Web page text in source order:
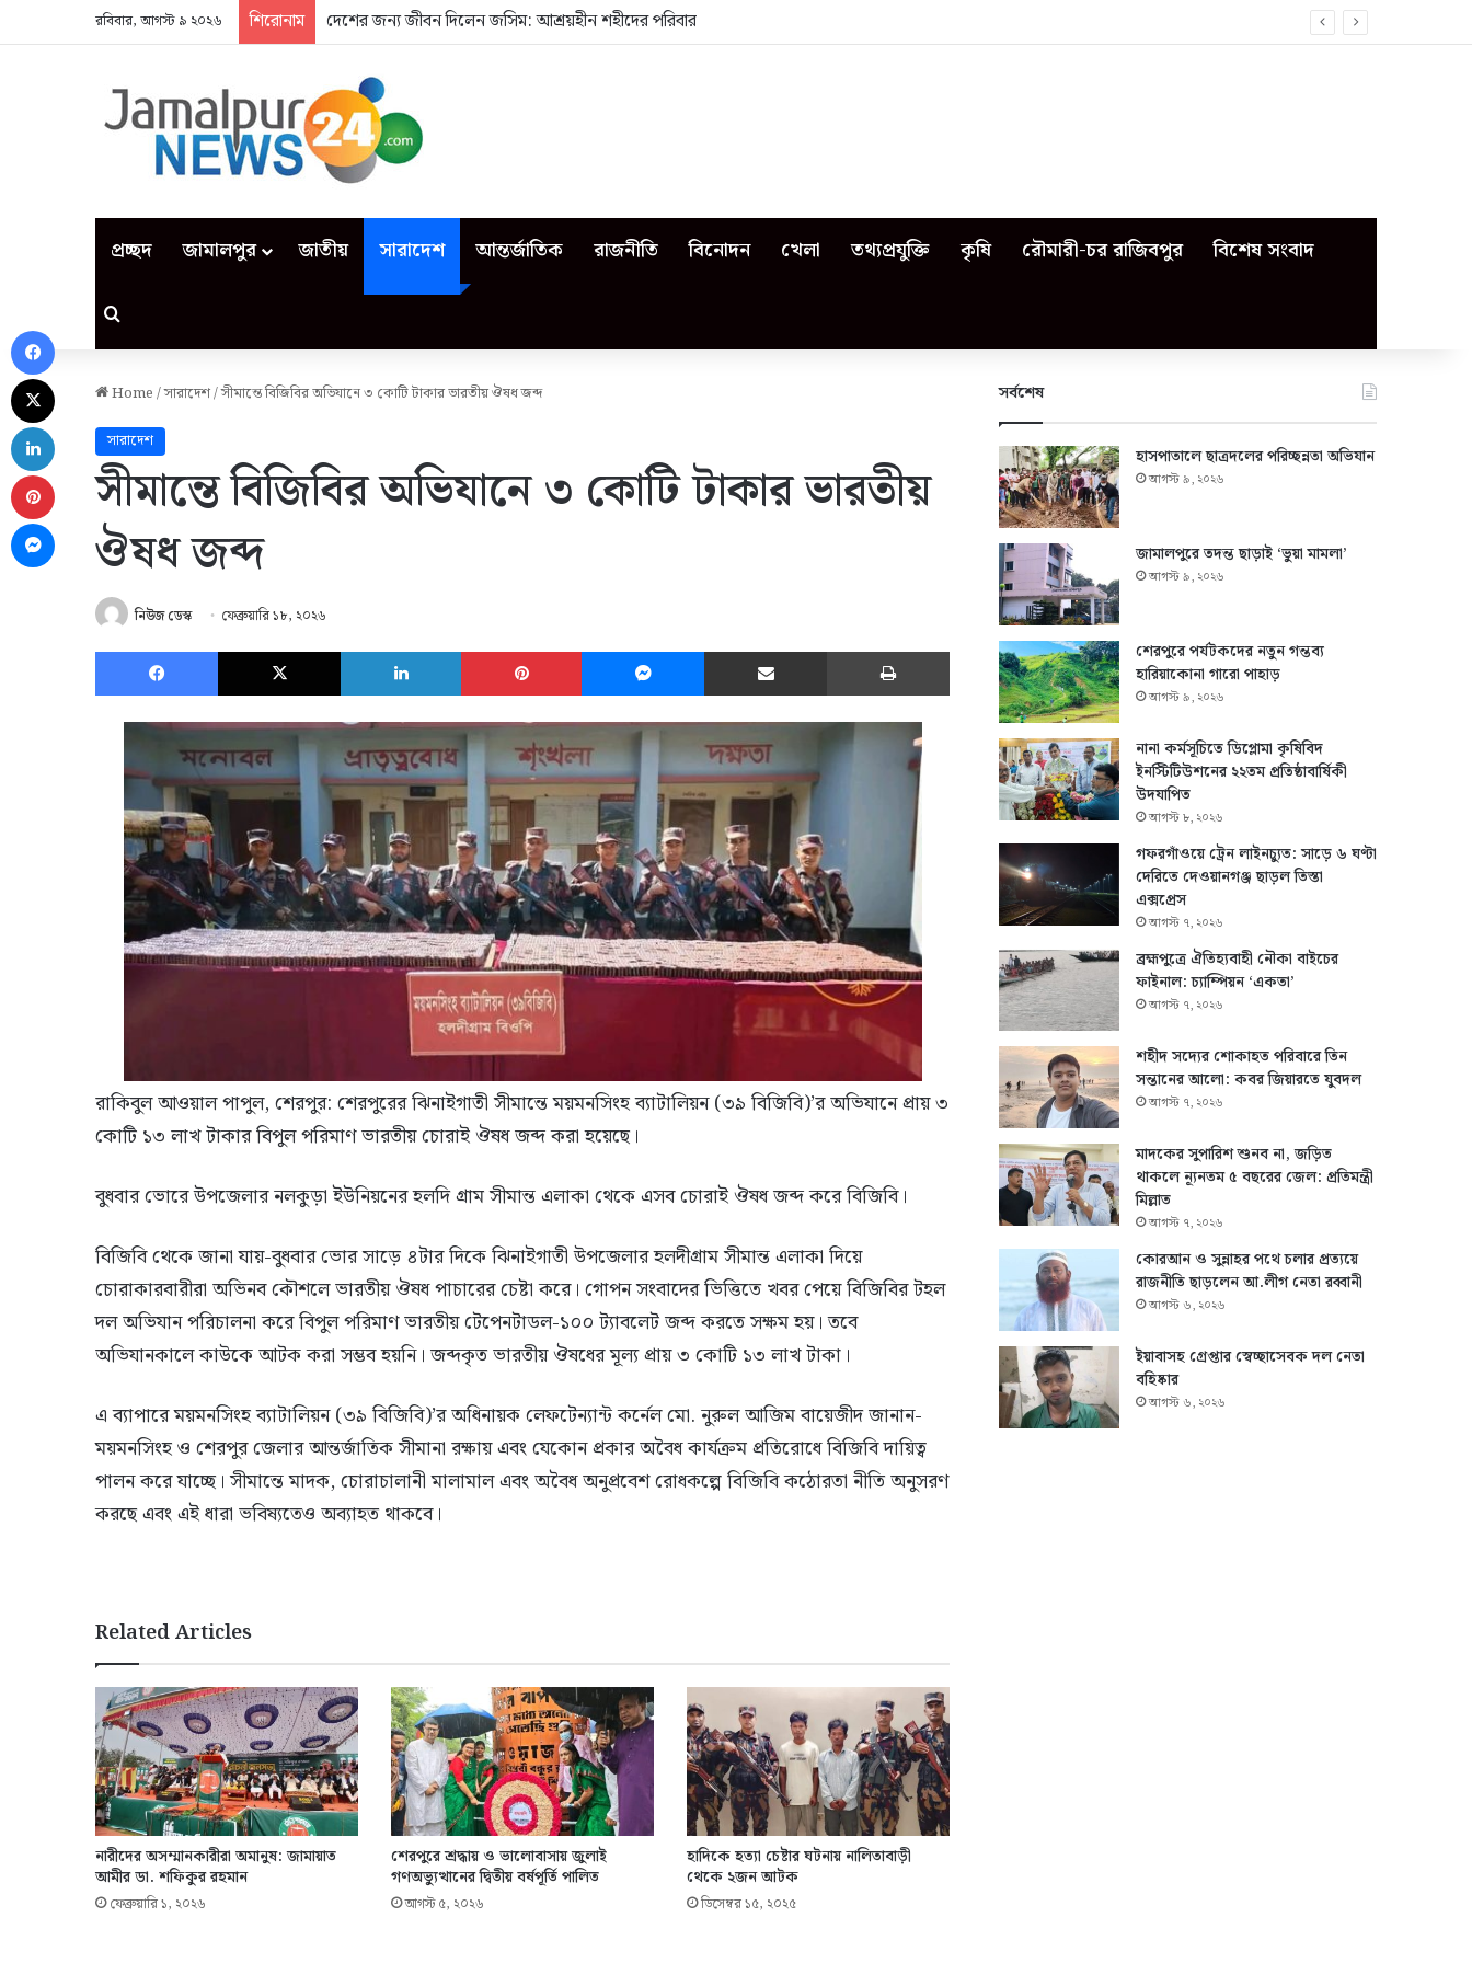
রবিবার, আগস্ট ৯ ২০২৬ শিরোনাম দেশের জন্য জীবন দিলেন জসিম: আশ্রয়হীন শহীদের পরিবার
প্রচ্ছদ জামালপুর জাতীয় সারাদেশ আন্তর্জাতিক রাজনীতি বিনোদন খেলা তথ্যপ্রযুক্তি কৃষি রৌমারী-চর রাজিবপুর বিশেষ সংবাদ
Search for
Home/সারাদেশ/সীমান্তে বিজিবির অভিযানে ৩ কোটি টাকার ভারতীয় ঔষধ জব্দ
সারাদেশ
সীমান্তে বিজিবির অভিযানে ৩ কোটি টাকার ভারতীয়
ঔষধ জব্দ
নিউজ ডেস্ক ফেব্রুয়ারি ১৮, ২০২৬
Facebook X LinkedIn Pinterest Messenger Share via Email Print
রাকিবুল আওয়াল পাপুল, শেরপুর: শেরপুরের ঝিনাইগাতী সীমান্তে ময়মনসিংহ ব্যাটালিয়ন (৩৯ বিজিবি)’র অভিযানে প্রায় ৩
কোটি ১৩ লাখ টাকার বিপুল পরিমাণ ভারতীয় চোরাই ঔষধ জব্দ করা হয়েছে।
বুধবার ভোরে উপজেলার নলকুড়া ইউনিয়নের হলদি গ্রাম সীমান্ত এলাকা থেকে এসব চোরাই ঔষধ জব্দ করে বিজিবি।
বিজিবি থেকে জানা যায়-বুধবার ভোর সাড়ে ৪টার দিকে ঝিনাইগাতী উপজেলার হলদীগ্রাম সীমান্ত এলাকা দিয়ে
চোরাকারবারীরা অভিনব কৌশলে ভারতীয় ঔষধ পাচারের চেষ্টা করে। গোপন সংবাদের ভিত্তিতে খবর পেয়ে বিজিবির টহল
দল অভিযান পরিচালনা করে বিপুল পরিমাণ ভারতীয় টেপেনটাডল-১০০ ট্যাবলেট জব্দ করতে সক্ষম হয়। তবে
অভিযানকালে কাউকে আটক করা সম্ভব হয়নি। জব্দকৃত ভারতীয় ঔষধের মূল্য প্রায় ৩ কোটি ১৩ লাখ টাকা।
এ ব্যাপারে ময়মনসিংহ ব্যাটালিয়ন (৩৯ বিজিবি)’র অধিনায়ক লেফটেন্যান্ট কর্নেল মো. নুরুল আজিম বায়েজীদ জানান-
ময়মনসিংহ ও শেরপুর জেলার আন্তর্জাতিক সীমানা রক্ষায় এবং যেকোন প্রকার অবৈধ কার্যক্রম প্রতিরোধে বিজিবি দায়িত্ব
পালন করে যাচ্ছে। সীমান্তে মাদক, চোরাচালানী মালামাল এবং অবৈধ অনুপ্রবেশ রোধকল্পে বিজিবি কঠোরতা নীতি অনুসরণ
করছে এবং এই ধারা ভবিষ্যতেও অব্যাহত থাকবে।
Related Articles
নারীদের অসম্মানকারীরা অমানুষ: জামায়াত
আমীর ডা. শফিকুর রহমান
ফেব্রুয়ারি ১, ২০২৬
শেরপুরে শ্রদ্ধায় ও ভালোবাসায় জুলাই
গণঅভ্যুত্থানের দ্বিতীয় বর্ষপূর্তি পালিত
আগস্ট ৫, ২০২৬
হাদিকে হত্যা চেষ্টার ঘটনায় নালিতাবাড়ী
থেকে ২জন আটক
ডিসেম্বর ১৫, ২০২৫
সর্বশেষ
হাসপাতালে ছাত্রদলের পরিচ্ছন্নতা অভিযান
আগস্ট ৯, ২০২৬
জামালপুরে তদন্ত ছাড়াই ‘ভুয়া মামলা’
আগস্ট ৯, ২০২৬
শেরপুরে পর্যটকদের নতুন গন্তব্য
হারিয়াকোনা গারো পাহাড়
আগস্ট ৯, ২০২৬
নানা কর্মসূচিতে ডিপ্লোমা কৃষিবিদ
ইনস্টিটিউশনের ২২তম প্রতিষ্ঠাবার্ষিকী
উদযাপিত
আগস্ট ৮, ২০২৬
গফরগাঁওয়ে ট্রেন লাইনচ্যুত: সাড়ে ৬ ঘণ্টা
দেরিতে দেওয়ানগঞ্জ ছাড়ল তিস্তা
এক্সপ্রেস
আগস্ট ৭, ২০২৬
ব্রহ্মপুত্রে ঐতিহ্যবাহী নৌকা বাইচের
ফাইনাল: চ্যাম্পিয়ন ‘একতা’
আগস্ট ৭, ২০২৬
শহীদ সদ্যের শোকাহত পরিবারে তিন
সন্তানের আলো: কবর জিয়ারতে যুবদল
আগস্ট ৭, ২০২৬
মাদকের সুপারিশ শুনব না, জড়িত
থাকলে ন্যূনতম ৫ বছরের জেল: প্রতিমন্ত্রী
মিল্লাত
আগস্ট ৭, ২০২৬
কোরআন ও সুন্নাহর পথে চলার প্রত্যয়ে
রাজনীতি ছাড়লেন আ.লীগ নেতা রব্বানী
আগস্ট ৬, ২০২৬
ইয়াবাসহ গ্রেপ্তার স্বেচ্ছাসেবক দল নেতা
বহিষ্কার
আগস্ট ৬, ২০২৬
Facebook
LinkedIn
Pinterest
Messenger